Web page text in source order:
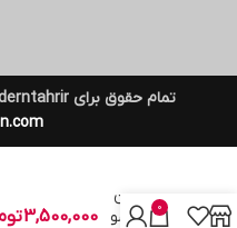
تمام حقوق برای moderntahrir محفوظ است. طراحی و اجرا
رول p.p
میکرون
پاره نشو
3,500,000 0